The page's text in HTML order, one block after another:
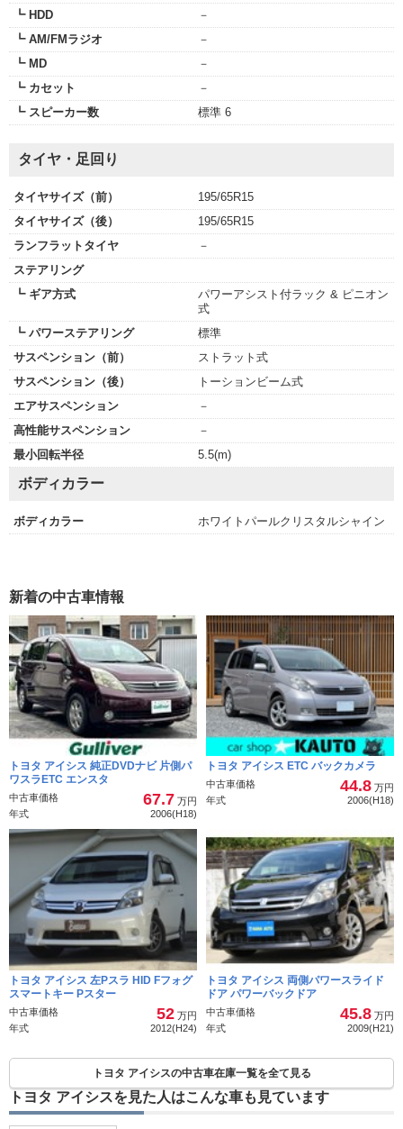
┗ HDD
－
┗ AM/FMラジオ
－
┗ MD
－
┗ カセット
－
┗ スピーカー数
標準 6
タイヤ・足回り
タイヤサイズ（前）
195/65R15
タイヤサイズ（後）
195/65R15
ランフラットタイヤ
－
ステアリング
┗ ギア方式
パワーアシスト付ラック & ピニオン
式
┗ パワーステアリング
標準
サスペンション（前）
ストラット式
サスペンション（後）
トーションビーム式
エアサスペンション
－
高性能サスペンション
－
最小回転半径
5.5(m)
ボディカラー
ボディカラー ホワイトパールクリスタルシャイン
新着の中古車情報
トヨタ アイシス 純正DVDナビ 片側パ
ワスラETC エンスタ
中古車価格 67.7 万円
年式
2006(H18)
トヨタ アイシス ETC バックカメラ
中古車価格 44.8 万円
年式
2006(H18)
トヨタ アイシス 左Pスラ HID Fフォグ
スマートキー Pスター
中古車価格 52 万円
年式
2012(H24)
トヨタ アイシス 両側パワースライド
ドア パワーバックドア
中古車価格 45.8 万円
年式
2009(H21)
トヨタ アイシスの中古車在庫一覧を全て見る
トヨタ アイシスを見た人はこんな車も見ています